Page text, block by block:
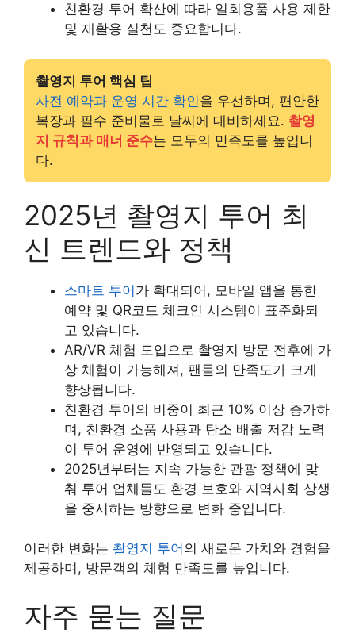
친환경 투어 확산에 따라 일회용품 사용 제한
및 재활용 실천도 중요합니다.
촬영지 투어 핵심 팁
사전 예약과 운영 시간 확인을 우선하며, 편안한
복장과 필수 준비물로 날씨에 대비하세요. 촬영
지 규칙과 매너 준수는 모두의 만족도를 높입니
다.
2025년 촬영지 투어 최
신 트렌드와 정책
스마트 투어가 확대되어, 모바일 앱을 통한
예약 및 QR코드 체크인 시스템이 표준화되
고 있습니다.
AR/VR 체험 도입으로 촬영지 방문 전후에 가
상 체험이 가능해져, 팬들의 만족도가 크게
향상됩니다.
친환경 투어의 비중이 최근 10% 이상 증가하
며, 친환경 소품 사용과 탄소 배출 저감 노력
이 투어 운영에 반영되고 있습니다.
2025년부터는 지속 가능한 관광 정책에 맞
춰 투어 업체들도 환경 보호와 지역사회 상생
을 중시하는 방향으로 변화 중입니다.
이러한 변화는 촬영지 투어 의 새로운 가치와 경험을
제공하며, 방문객의 체험 만족도를 높입니다.
자주 묻는 질문